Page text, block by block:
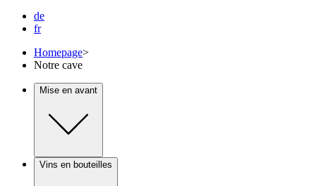
de
fr
Homepage>
Notre cave
Mise en avant
Vins en bouteilles